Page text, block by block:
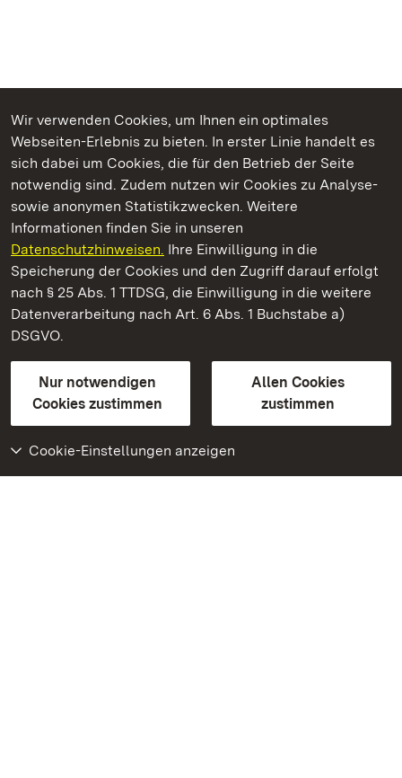
Wir verwenden Cookies, um Ihnen ein optimales
Webseiten-Erlebnis zu bieten. In erster Linie handelt es
sich dabei um Cookies, die für den Betrieb der Seite
notwendig sind. Zudem nutzen wir Cookies zu Analyse-
sowie anonymen Statistikzwecken. Weitere
Informationen finden Sie in unseren
Datenschutzhinweisen. Ihre Einwilligung in die
Speicherung der Cookies und den Zugriff darauf erfolgt
nach § 25 Abs. 1 TTDSG, die Einwilligung in die weitere
Datenverarbeitung nach Art. 6 Abs. 1 Buchstabe a)
DSGVO.
Nur notwendigen
Cookies zustimmen
Allen Cookies
zustimmen
Cookie-Einstellungen anzeigen
Kommen. Staunen. Genießen.
Staatliche Schlösser und Gärten Baden‑Württemberg
Staatliche Schlösser und Gärten Baden-Württemberg
Kontakt
GebärdenspracheLeichte Sprache
Erklärung zur Barrierefreiheit
BITV-konform (geprüfte Seiten)
Weiteres